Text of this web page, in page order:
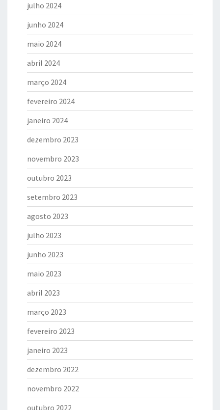
julho 2024
junho 2024
maio 2024
abril 2024
março 2024
fevereiro 2024
janeiro 2024
dezembro 2023
novembro 2023
outubro 2023
setembro 2023
agosto 2023
julho 2023
junho 2023
maio 2023
abril 2023
março 2023
fevereiro 2023
janeiro 2023
dezembro 2022
novembro 2022
outubro 2022